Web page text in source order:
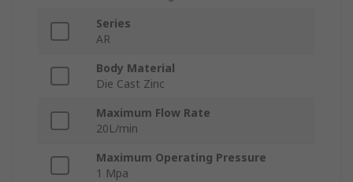
Series
AR
Body Material
Die Cast Zinc
Maximum Flow Rate
20L/min
Maximum Operating Pressure
1 Mpa